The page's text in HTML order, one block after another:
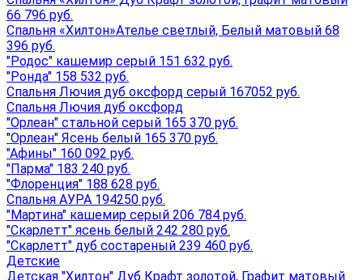
66 796 руб.
Спальня «Хилтон»Ателье светлый, Белый матовый 68
396 руб.
"Родос" кашемир серый 151 632 руб.
"Ронда" 158 532 руб.
Спальня Лючия дуб оксфорд серый 167052 руб.
Спальня Лючия дуб оксфорд
"Орлеан" стальной серый 165 370 руб.
"Орлеан" Ясень белый 165 370 руб.
"Афины" 160 092 руб.
"Парма" 183 240 руб.
"Флоренция" 188 628 руб.
Спальня АУРА 194250 руб.
"Мартина" кашемир серый 206 784 руб.
"Скарлетт" ясень белый 242 280 руб.
"Скарлетт" дуб состареный 239 460 руб.
Детские
Детская "Хилтон" Дуб Крафт золотой, Графит матовый